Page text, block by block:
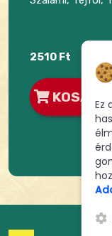
2510 Ft
KOSÁRBA
Ez